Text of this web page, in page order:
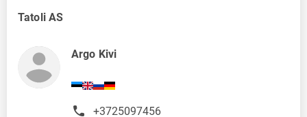
Tatoli AS
Argo Kivi
+3725097456